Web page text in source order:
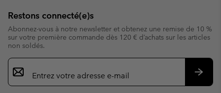
Restons connecté(e)s
Abonnez-vous à notre newsletter et obtenez une remise de 10 %
sur votre première commande dès 120 € d’achats sur les articles
non soldés.
Inscription
par
e-